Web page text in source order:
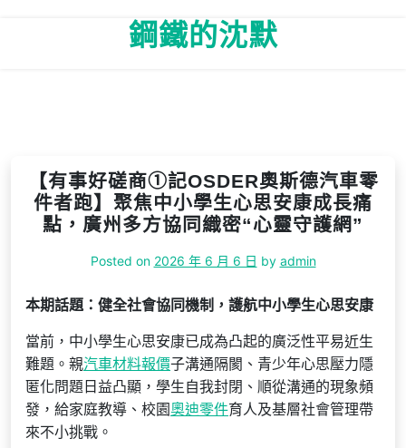
鋼鐵的沈默
【有事好磋商①記OSDER奧斯德汽車零
件者跑】聚焦中小學生心思安康成長痛
點，廣州多方協同織密“心靈守護網”
Posted on 2026 年 6 月 6 日 by admin
本期話題：健全社會協同機制，護航中小學生心思安康
當前，中小學生心思安康已成為凸起的廣泛性平易近生
難題。親汽車材料報價子溝通隔閡、青少年心思壓力隱
匿化問題日益凸顯，學生自我封閉、順從溝通的現象頻
發，給家庭教導、校園奧迪零件育人及基層社會管理帶
來不小挑戰。